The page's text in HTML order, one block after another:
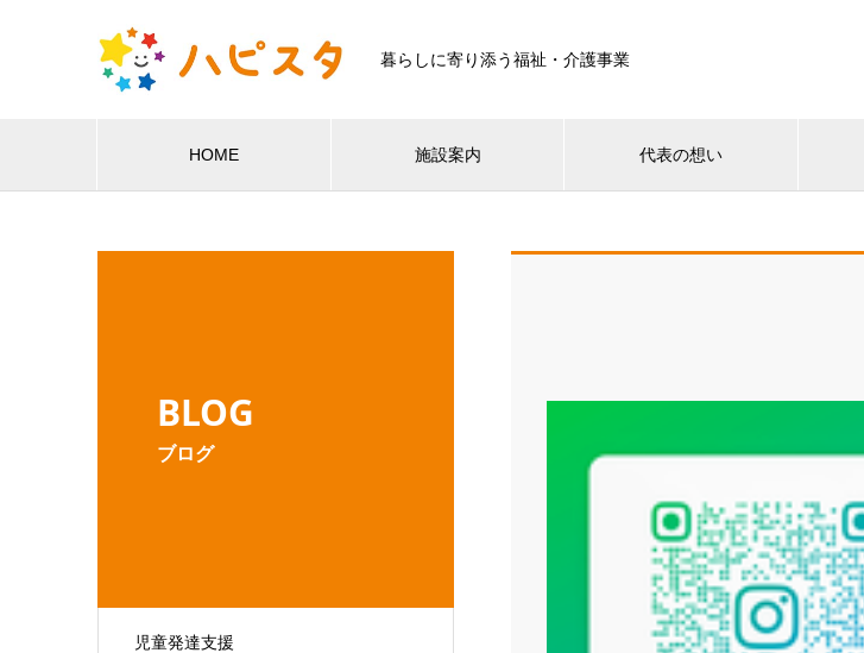
暮らしに寄り添う福祉・介護事業
HOME 施設案内 代表の想い
BLOG
ブログ
児童発達支援